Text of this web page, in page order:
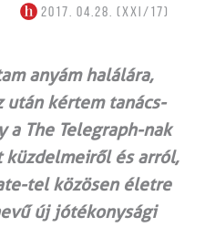
2017. 04.28. (XXI/17)
anyám halálára,
után kértem tanács­­
a The Telegraph-nak
és arról,
tel közösen életre
új jótékonysági